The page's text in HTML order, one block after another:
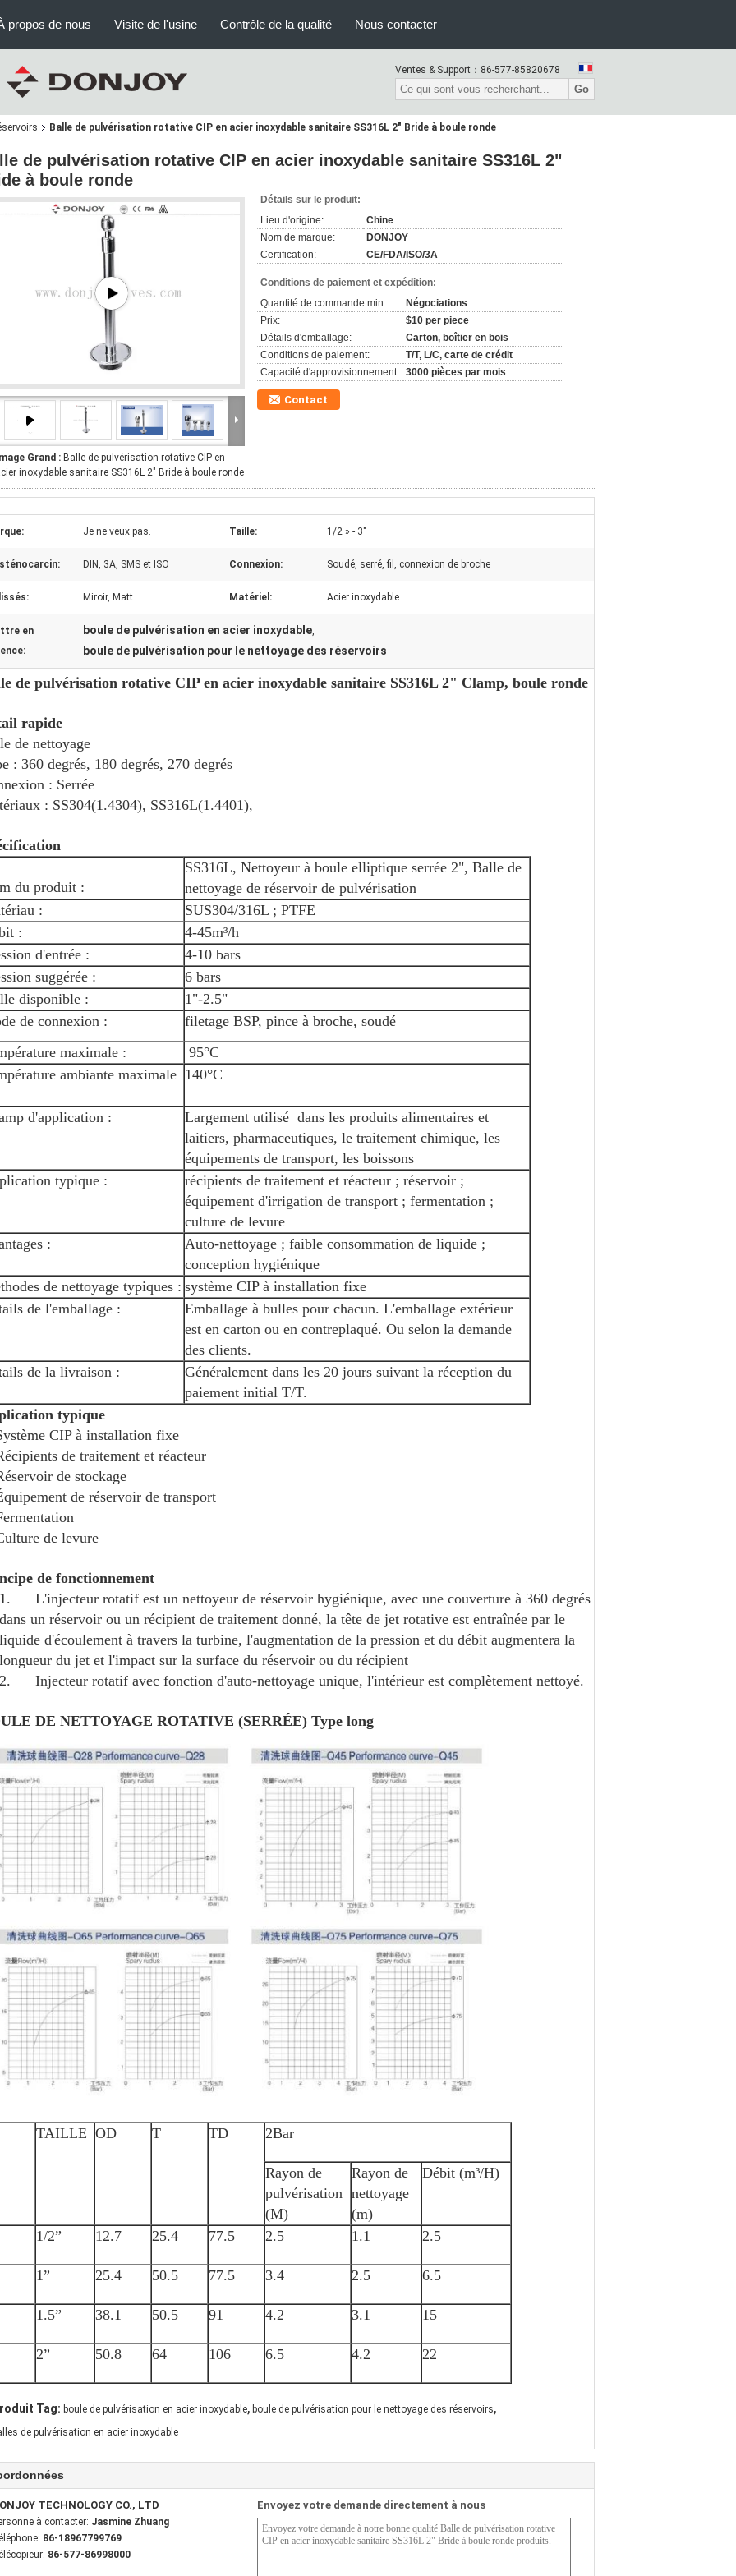
propos de nous Visite de l'usine Contrôle de la qualité Nous contacter
Ventes & Support： 86-577-85820678
Go
Balle de pulvérisation rotative CIP en acier inoxydable sanitaire SS316L 2" Bride à boule ronde
de pulvérisation rotative CIP en acier inoxydable sanitaire SS316L 2"
à boule ronde
Grand : Balle de pulvérisation rotative CIP en
inoxydable sanitaire SS316L 2" Bride à boule ronde
Détails sur le produit:
Lieu d'origine:
Chine
Nom de marque:
DONJOY
Certification:
CE/FDA/ISO/3A
Conditions de paiement et expédition:
Quantité de commande min:
Négociations
Prix:
$10 per piece
Détails d'emballage:
Carton, boîtier en bois
Conditions de paiement:
T/T, L/C, carte de crédit
Capacité d'approvisionnement: 3000 pièces par mois
Contact
Je ne veux pas. Taille: 1/2 » - 3"
DIN, 3A, SMS et ISO Connexion: Soudé, serré, fil, connexion de broche
Miroir, Matt Matériel: Acier inoxydable
en
boule de pulvérisation en acier inoxydable,
boule de pulvérisation pour le nettoyage des réservoirs
de pulvérisation rotative CIP en acier inoxydable sanitaire SS316L 2" Clamp, boule ronde
rapide
de nettoyage
: 360 degrés, 180 degrés, 270 degrés
: Serrée
: SS304(1.4304), SS316L(1.4401),
du produit :
SS316L, Nettoyeur à boule elliptique serrée 2", Balle de
nettoyage de réservoir de pulvérisation
:
SUS304/316L ; PTFE
:
4-45m³/h
d'entrée :
4-10 bars
suggérée :
6 bars
disponible :
1"-2.5"
de connexion :
filetage BSP, pince à broche, soudé
maximale :
95°C
ambiante maximale 140°C
d'application :
Largement utilisé dans les produits alimentaires et
laitiers, pharmaceutiques, le traitement chimique, les
équipements de transport, les boissons
typique :
récipients de traitement et réacteur ; réservoir ;
équipement d'irrigation de transport ; fermentation ;
culture de levure
:
Auto-nettoyage ; faible consommation de liquide ;
conception hygiénique
de nettoyage typiques : système CIP à installation fixe
de l'emballage :
Emballage à bulles pour chacun. L'emballage extérieur
est en carton ou en contreplaqué. Ou selon la demande
des clients.
de la livraison :
Généralement dans les 20 jours suivant la réception du
paiement initial T/T.
typique
CIP à installation fixe
de traitement et réacteur
de stockage
de réservoir de transport
de levure
de fonctionnement
1. L'injecteur rotatif est un nettoyeur de réservoir hygiénique, avec une couverture à 360 degrés
dans un réservoir ou un récipient de traitement donné, la tête de jet rotative est entraînée par le
liquide d'écoulement à travers la turbine, l'augmentation de la pression et du débit augmentera la
longueur du jet et l'impact sur la surface du réservoir ou du récipient
2. Injecteur rotatif avec fonction d'auto-nettoyage unique, l'intérieur est complètement nettoyé.
DE NETTOYAGE ROTATIVE (SERRÉE) Type long
TAILLE OD T TD 2Bar
Rayon de
pulvérisation
(M)
Rayon de
nettoyage
(m)
Débit (m³/H)
1/2” 12.7 25.4 77.5 2.5 1.1 2.5
1” 25.4 50.5 77.5 3.4 2.5 6.5
1.5” 38.1 50.5 91 4.2 3.1 15
2” 50.8 64 106 6.5 4.2 22
Tag: boule de pulvérisation en acier inoxydable, boule de pulvérisation pour le nettoyage des réservoirs,
de pulvérisation en acier inoxydable
TECHNOLOGY CO., LTD
à contacter: Jasmine Zhuang
86-18967799769
86-577-86998000
Envoyez votre demande directement à nous